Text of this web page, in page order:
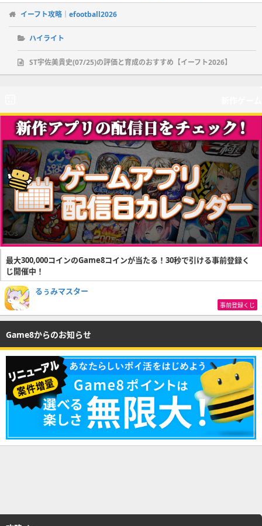
イーフト攻略｜efootball2026
ハイライト
ST宇佐美貴史(07/25)の評価と育成のおすすめ【イーフト2026】
最大300,000コインのGame8コインが当たる！30秒で引ける事前登録く
じ開催中！
るぅみマスター
事前登録くじ
Game8からのお知らせ